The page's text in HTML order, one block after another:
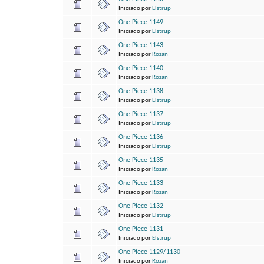
Iniciado porElstrup
One Piece 1149
Iniciado porElstrup
One Piece 1143
Iniciado porRozan
One Piece 1140
Iniciado porRozan
One Piece 1138
Iniciado porElstrup
One Piece 1137
Iniciado porElstrup
One Piece 1136
Iniciado porElstrup
One Piece 1135
Iniciado porRozan
One Piece 1133
Iniciado porRozan
One Piece 1132
Iniciado porElstrup
One Piece 1131
Iniciado porElstrup
One Piece 1129/1130
Iniciado porRozan